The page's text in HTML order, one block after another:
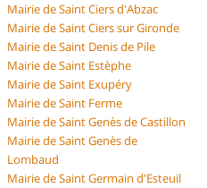
Mairie de Saint Ciers d'Abzac
Mairie de Saint Ciers sur Gironde
Mairie de Saint Denis de Pile
Mairie de Saint Estèphe
Mairie de Saint Exupéry
Mairie de Saint Ferme
Mairie de Saint Genès de Castillon
Mairie de Saint Genès de
Lombaud
Mairie de Saint Germain d'Esteuil